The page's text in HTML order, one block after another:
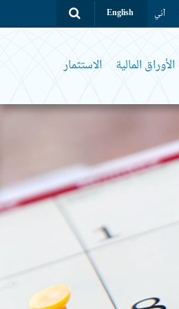
آني English
الأوراق المالية الاستثمار